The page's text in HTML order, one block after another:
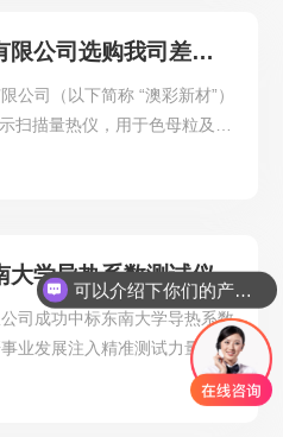
澳彩新材料（广州）有限公司选购我司差示扫描量热仪
公司（以下简称 “澳彩新材”）
扫描量热仪，用于色母粒及免
发，为产品品质升级注入精密
大学导热系数测试仪
司成功中标东南大学导热系数
业发展注入精准测试力量，彰
竞争力。
可以介绍下你们的产品么？